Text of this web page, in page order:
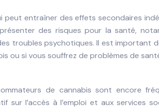
peut entraîner des effets secondaires
des risques pour la santé,
troubles psychotiques. Il est important
ou si vous souffrez de problèmes de
de cannabis sont encore
l’accès à l’emploi et aux services